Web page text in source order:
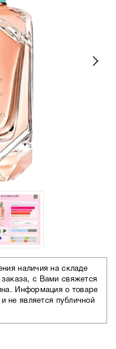
наличия на складе
с Вами свяжется
Информация о товаре
не является публичной